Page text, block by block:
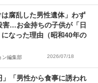
は腐乱した男性遺体」わず
害…お金持ちの子供が「日
なった理由（昭和40年の
ン編集部 2026/07/18
」「男性から食事に誘われ